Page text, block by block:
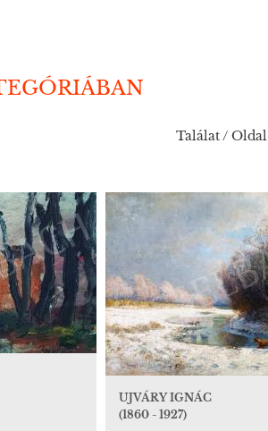
Találat / Oldal
UJVÁRY IGNÁC
(1860 - 1927)